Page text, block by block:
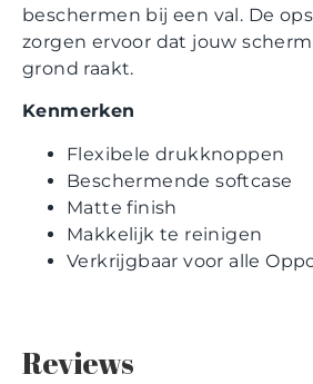
beschermen bij een val. De
zorgen ervoor dat jouw
grond raakt.
Kenmerken
Flexibele drukknoppen
Beschermende softcase
Matte finish
Makkelijk te reinigen
Verkrijgbaar voor alle
Reviews